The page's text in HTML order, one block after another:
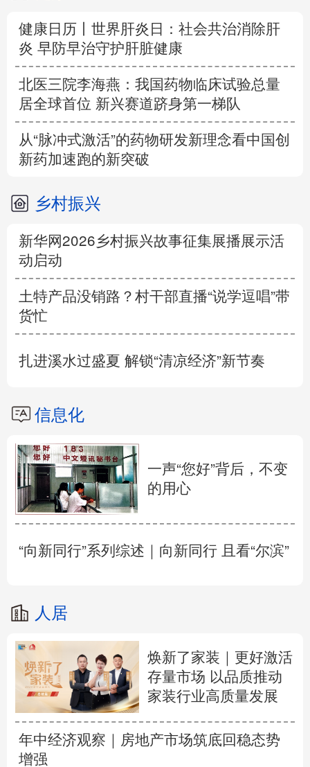
健康日历丨世界肝炎日：社会共治消除肝
炎 早防早治守护肝脏健康
北医三院李海燕：我国药物临床试验总量
居全球首位 新兴赛道跻身第一梯队
从“脉冲式激活”的药物研发新理念看中国创
新药加速跑的新突破
乡村振兴
新华网2026乡村振兴故事征集展播展示活
动启动
土特产品没销路？村干部直播“说学逗唱”带
货忙
扎进溪水过盛夏 解锁“清凉经济”新节奏
信息化
一声“您好”背后，不变
的用心
“向新同行”系列综述｜向新同行 且看“尔滨”
人居
焕新了家装｜更好激活
存量市场 以品质推动
家装行业高质量发展
年中经济观察｜房地产市场筑底回稳态势
增强